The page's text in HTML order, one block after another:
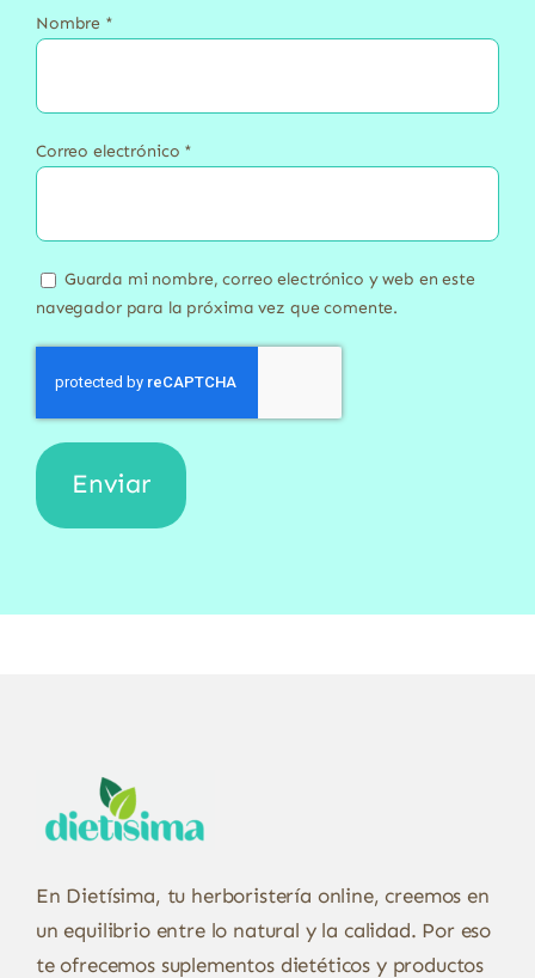
Nombre *
Correo electrónico *
Guarda mi nombre, correo electrónico y web en este
navegador para la próxima vez que comente.
En Dietísima, tu herboristería online, creemos en
un equilibrio entre lo natural y la calidad. Por eso
te ofrecemos suplementos dietéticos y productos